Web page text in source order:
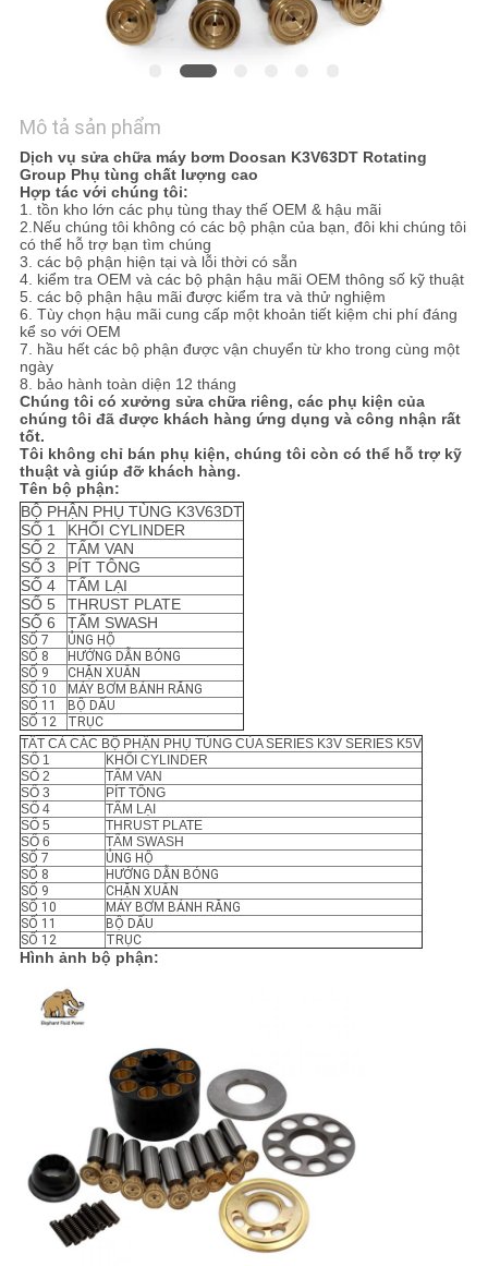
TRƯỜNG
SƠ
ĐỒ
TRANG
WEB
PRIVACY
POLICY
Mô tả sản phẩm
Dịch vụ sửa chữa máy bơm Doosan K3V63DT Rotating
Group Phụ tùng chất lượng cao
Hợp tác với chúng tôi:
1. tồn kho lớn các phụ tùng thay thế OEM & hậu mãi
2.Nếu chúng tôi không có các bộ phận của bạn, đôi khi chúng tôi
có thể hỗ trợ bạn tìm chúng
3. các bộ phận hiện tại và lỗi thời có sẵn
4. kiểm tra OEM và các bộ phận hậu mãi OEM thông số kỹ thuật
5. các bộ phận hậu mãi được kiểm tra và thử nghiệm
6. Tùy chọn hậu mãi cung cấp một khoản tiết kiệm chi phí đáng
kể so với OEM
7. hầu hết các bộ phận được vận chuyển từ kho trong cùng một
ngày
8. bảo hành toàn diện 12 tháng
Chúng tôi có xưởng sửa chữa riêng, các phụ kiện của
chúng tôi đã được khách hàng ứng dụng và công nhận rất
tốt.
Tôi không chỉ bán phụ kiện, chúng tôi còn có thể hỗ trợ kỹ
thuật và giúp đỡ khách hàng.
Tên bộ phận:
BỘ PHẬN PHỤ TÙNG K3V63DT
SỐ 1
KHỐI CYLINDER
SỐ 2
TẤM VAN
SỐ 3
PÍT TÔNG
SỐ 4
TẤM LẠI
SỐ 5
THRUST PLATE
SỐ 6
TẤM SWASH
SỐ 7
ỦNG HỘ
SỐ 8
HƯỚNG DẪN BÓNG
SỐ 9
CHẶN XUÂN
SỐ 10
MÁY BƠM BÁNH RĂNG
SỐ 11
BỘ DẤU
SỐ 12
TRỤC
TẤT CẢ CÁC BỘ PHẬN PHỤ TÙNG CỦA SERIES K3V SERIES K5V
SỐ 1
KHỐI CYLINDER
SỐ 2
TẤM VAN
SỐ 3
PÍT TÔNG
SỐ 4
TẤM LẠI
SỐ 5
THRUST PLATE
SỐ 6
TẤM SWASH
SỐ 7
ỦNG HỘ
SỐ 8
HƯỚNG DẪN BÓNG
SỐ 9
CHẶN XUÂN
SỐ 10
MÁY BƠM BÁNH RĂNG
SỐ 11
BỘ DẤU
SỐ 12
TRỤC
Hình ảnh bộ phận: